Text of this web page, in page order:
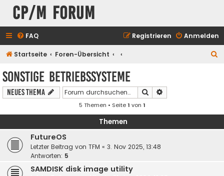
CP/M Forum
FAQ Anmelden
Registrieren
Startseite Foren-Übersicht
Sonstige Betriebssysteme
Neues Thema Suche
5 Themen • Seite1 von 1
Themen
FutureOS
Letzter Beitrag von TFM « 3. Nov 2025, 13:48
Antworten: 5
SAMDISK disk image utility